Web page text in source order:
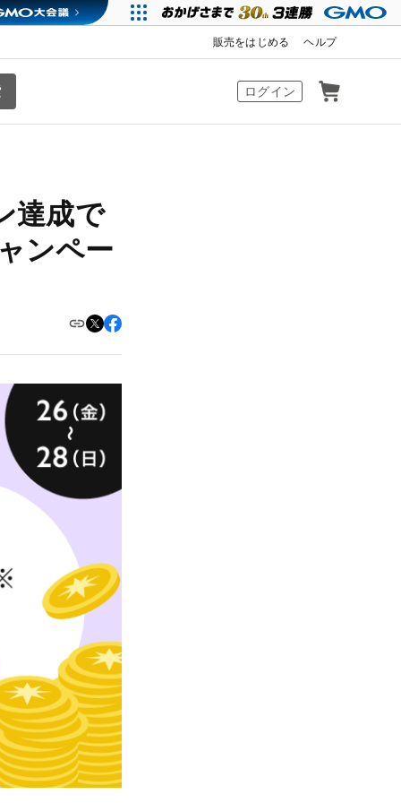
販売をはじめる ヘルプ
ログイン
達成で
ンペー